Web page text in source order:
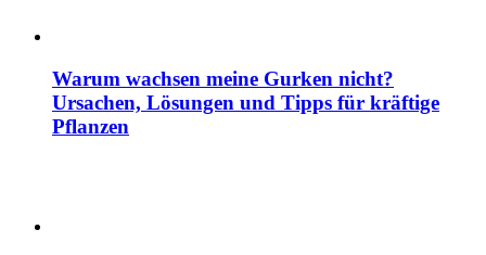
Warum wachsen meine Gurken nicht?
Ursachen, Lösungen und Tipps für kräftige
Pflanzen